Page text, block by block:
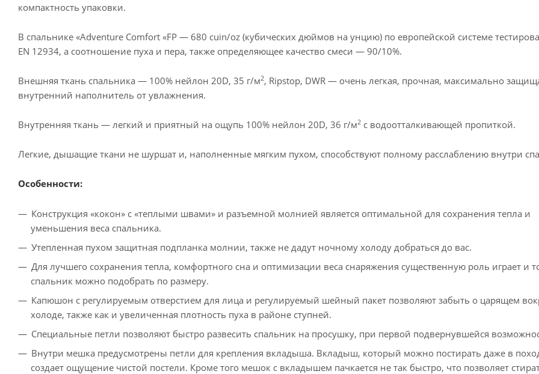
компактность упаковки.
В спальнике «Adventure Comfort «FP — 680 cuin/oz (кубических дюймов на унцию) по европейской системе
EN 12934, а соотношение пуха и пера, также определяющее качество смеси — 90/10%.
Внешняя ткань спальника — 100% нейлон 20D, 35 г/м2, Ripstop, DWR — очень легкая, прочная, максимально
внутренний наполнитель от увлажнения.
Внутренняя ткань — легкий и приятный на ощупь 100% нейлон 20D, 36 г/м2 с водоотталкивающей пропиткой.
Легкие, дышащие ткани не шуршат и, наполненные мягким пухом, способствуют полному расслаблению внутри
Особенности:
Конструкция «кокон» с «теплыми швами» и разъемной молнией является оптимальной для сохранения тепла и
уменьшения веса спальника.
Утепленная пухом защитная подпланка молнии, также не дадут ночному холоду добраться до вас.
Для лучшего сохранения тепла, комфортного сна и оптимизации веса снаряжения существенную роль играет и
спальник можно подобрать по размеру.
Капюшон с регулируемым отверстием для лица и регулируемый шейный пакет позволяют забыть о царящем
холоде, также как и увеличенная плотность пуха в районе ступней.
Специальные петли позволяют быстро развесить спальник на просушку, при первой подвернувшейся
Внутри мешка предусмотрены петли для крепления вкладыша. Вкладыш, который можно постирать даже в
создает ощущение чистой постели. Кроме того мешок с вкладышем пачкается не так быстро, что позволяет